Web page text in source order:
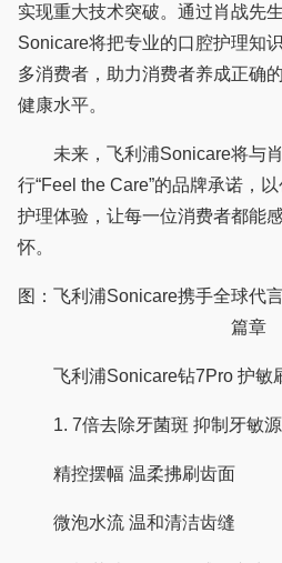
实现重大技术突破。通过肖战先
Sonicare将把专业的口腔护理知
多消费者，助力消费者养成正确
健康水平。
未来，飞利浦Sonicare将与肖
行“Feel the Care”的品牌承诺，
护理体验，让每一位消费者都能
怀。
图：飞利浦Sonicare携手全球代
篇章
飞利浦Sonicare钻7Pro 护敏
1. 7倍去除牙菌斑 抑制牙敏
精控摆幅 温柔拂刷齿面
微泡水流 温和清洁齿缝